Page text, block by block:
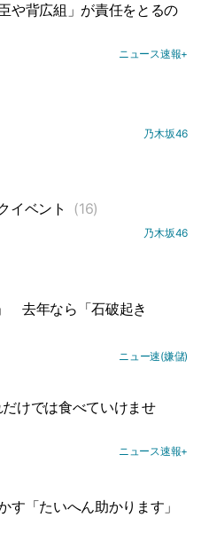
や背広組」が責任をとるの
ニュース速報+
乃木坂46
イベント (16)
乃木坂46
去年なら「石破起き
ニュー速(嫌儲)
けでは食べていけませ
ニュース速報+
す「たいへん助かります」